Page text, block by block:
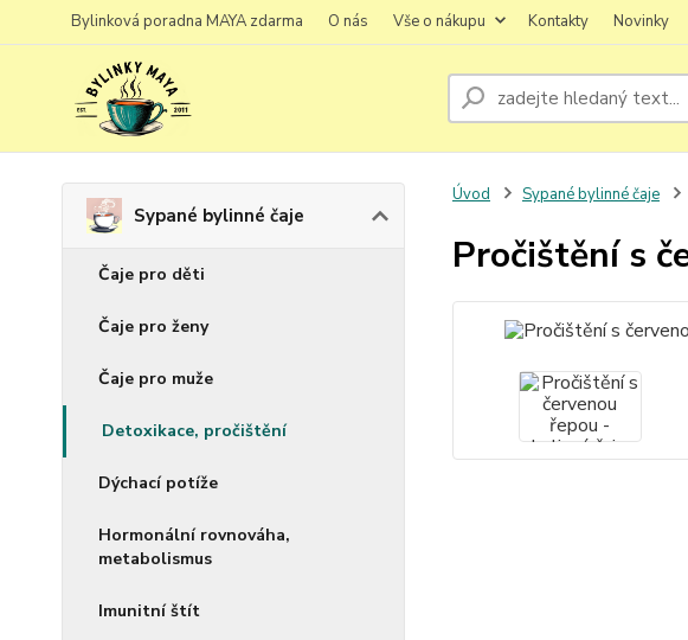
Bylinková poradna MAYA zdarma O nás Vše o nákupu Kontakty Novinky
Sypané bylinné čaje
Čaje pro děti
Čaje pro ženy
Čaje pro muže
Detoxikace, pročištění
Dýchací potíže
Hormonální rovnováha,
metabolismus
Imunitní štít
Úvod Sypané bylinné čaje
Pročištění s